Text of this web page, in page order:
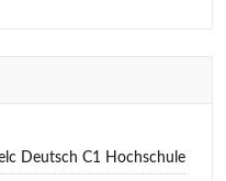
Deutsch C1 Hochschule